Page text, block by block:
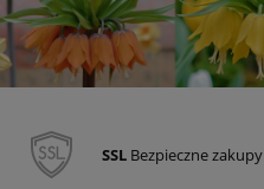
SSL Bezpieczne zakupy